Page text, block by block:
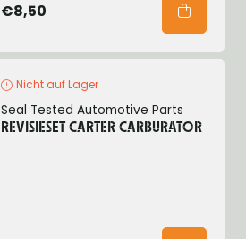
€8,50
Nicht auf Lager
Seal Tested Automotive Parts
REVISIESET CARTER CARBURATOR